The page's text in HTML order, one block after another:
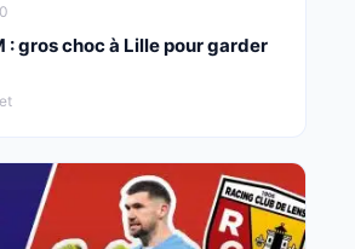
: gros choc à Lille pour garder